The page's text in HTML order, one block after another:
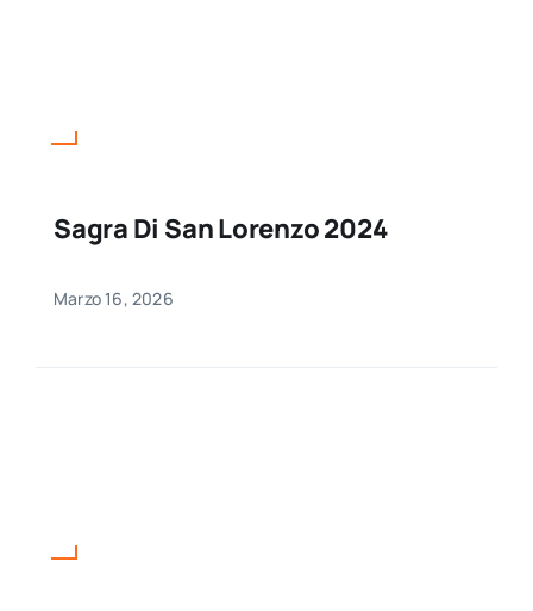
Sagra Di San Lorenzo 2024
Marzo 16, 2026